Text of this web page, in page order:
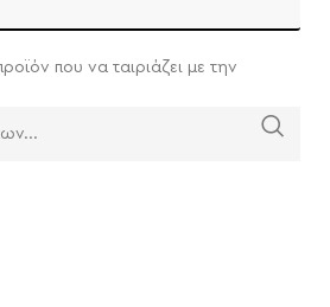
που να ταιριάζει με την